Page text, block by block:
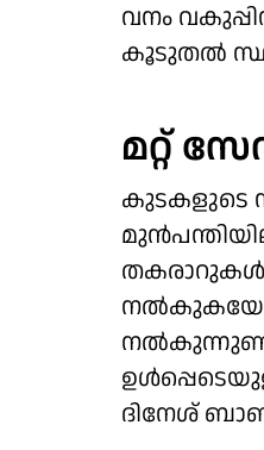
വനം
കൂടുതൽ
മറ്റ്
കുടകളുടെ
തകരാറുകൾ
നൽകുകയോ
ദിനേശ്